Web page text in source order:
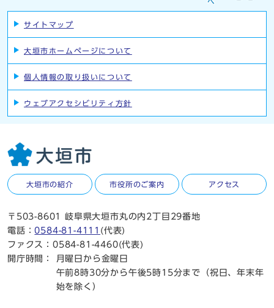
サイトマップ
大垣市ホームページについて
個人情報の取り扱いについて
ウェブアクセシビリティ方針
大垣市の紹介 市役所のご案内 アクセス
〒503-8601 岐阜県大垣市丸の内2丁目29番地
電話：0584-81-4111 (代表)
ファクス：0584-81-4460(代表)
開庁時間：
月曜日から金曜日
午前8時30分から午後5時15分まで（祝日、年末年
始を除く）